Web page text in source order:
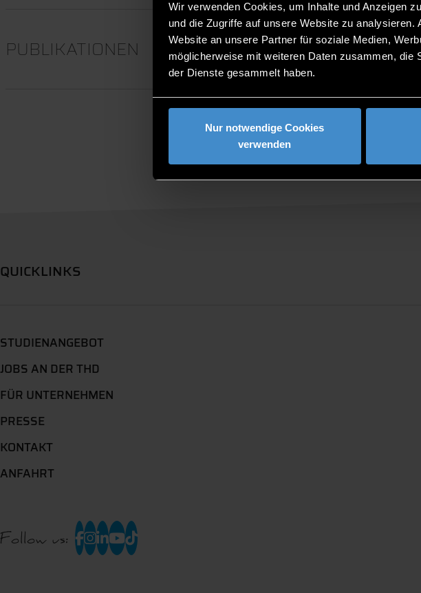
Wir verwenden Cookies, um Inhalte und Anzeigen
und die Zugriffe auf unsere Website zu
Website an unsere Partner für soziale Medien,
möglicherweise mit weiteren Daten zusammen, die
der Dienste gesammelt haben.
Nur notwendige Cookies
verwenden
PUBLIKATIONEN
QUICKLINKS
STUDIENANGEBOT
JOBS AN DER THD
FÜR UNTERNEHMEN
PRESSE
KONTAKT
ANFAHRT
Follow us: